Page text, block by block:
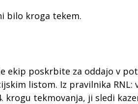
bilo kroga tekem.
ekip poskrbite za oddajo v
listom. Iz pravilnika RNL:
krogu tekmovanja, ji sledi